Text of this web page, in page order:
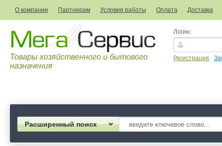
О компании Партнерам Условия работы Оплата Доставка
Товары хозяйственного и бытового
назначения
Логин:
Регистрация
Расширенный поиск